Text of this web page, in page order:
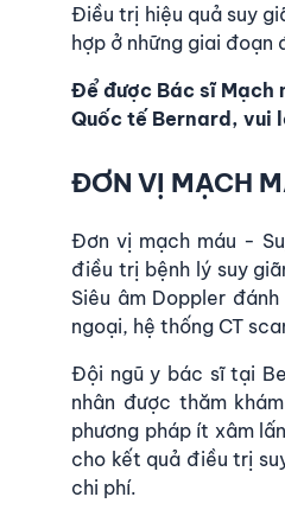
Điều trị hiệu quả suy
hợp ở những giai đoạn
Để được Bác sĩ Mạch
Quốc tế Bernard, vui
ĐƠN VỊ MẠCH
Đơn vị mạch máu -
điều trị bệnh lý suy
Siêu âm Doppler
ngoại, hệ thống CT
Đội ngũ y bác sĩ tại
nhân được thăm
phương pháp ít xâm
cho kết quả điều trị
chi phí.